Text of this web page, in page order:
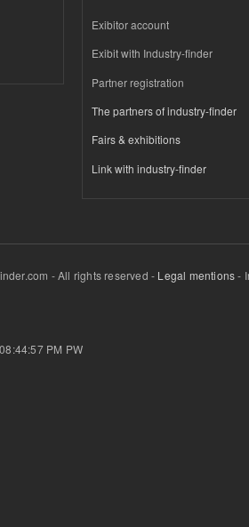
Exibitor account
Exibit with Industry-finder
Partner registration
The partners of industry-finder
Fairs & exhibitions
Link with industry-finder
- All rights reserved - Legal mentions-
PM PW